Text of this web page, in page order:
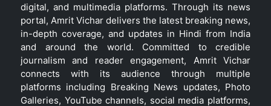
digital, and multimedia platforms. Through its news
portal, Amrit Vichar delivers the latest breaking news,
in-depth coverage, and updates in Hindi from India
and around the world. Committed to credible
journalism and reader engagement, Amrit Vichar
connects with its audience through multiple
platforms including Breaking News updates, Photo
Galleries, YouTube channels, social media platforms,